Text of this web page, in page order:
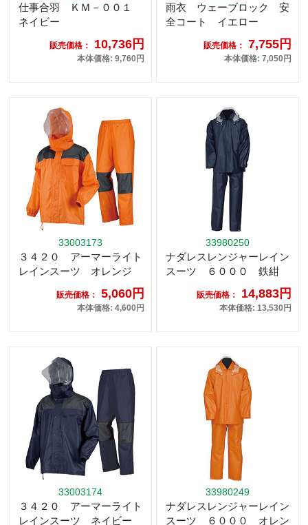
仕事合羽 ＫＭ－００１
ネイビー
販売価格： 10,736円
本体価格: 9,760円
雨衣 ウェーブロック 安
全コート イエロー
販売価格： 7,755円
本体価格: 7,050円
33003173
３４２０ アーマーライト
レインスーツ オレンジ
販売価格： 5,060円
本体価格: 4,600円
33980250
ナダレスレンジャーレイン
スーツ ６０００ 鉄紺
販売価格： 14,883円
本体価格: 13,530円
33003174
３４２０ アーマーライト
レインスーツ ネイビー
33980249
ナダレスレンジャーレイン
スーツ ６０００ オレン